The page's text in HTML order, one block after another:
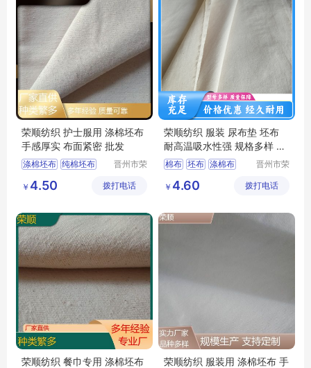
荣顺纺织 护士服用 涤棉坯布
手感厚实 布面紧密 批发
涤棉坯布 纯棉坯布
涤棉起绒布
平纹坯布
晋州市荣
限公司
￥ 4.50 拨打电话
荣顺纺织 服装 尿布垫 坯布
耐高温吸水性强 规格多样 可
定制
棉布 坯布 涤棉布
晋州市荣
限公司
￥ 4.60 拨打电话
荣顺纺织 餐巾专用 涤棉坯布
荣顺纺织 服装用 涤棉坯布 手